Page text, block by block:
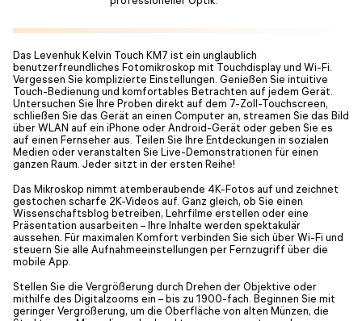
Das Levenhuk Kelvin Touch KM7 ist ein unglaublich
benutzerfreundliches Fotomikroskop mit Touchdisplay und Wi-Fi.
Vergessen Sie komplizierte Einstellungen. Genießen Sie intuitive
Touch-Bedienung und komfortables Betrachten auf jedem Gerät.
Untersuchen Sie Ihre Proben direkt auf dem 7-Zoll-Touchscreen,
schließen Sie das Gerät an einen Computer an, streamen Sie das Bild
über WLAN auf ein iPhone oder Android-Gerät oder geben Sie es
auf einen Fernseher aus. Teilen Sie Ihre Entdeckungen in sozialen
Medien oder veranstalten Sie Live-Demonstrationen für einen
ganzen Raum. Jeder sitzt in der ersten Reihe!
Das Mikroskop nimmt atemberaubende 4K-Fotos auf und zeichnet
gestochen scharfe 2K-Videos auf. Ganz gleich, ob Sie einen
Wissenschaftsblog betreiben, Lehrfilme erstellen oder eine
Präsentation ausarbeiten – Ihre Inhalte werden spektakulär
aussehen. Für maximalen Komfort verbinden Sie sich über Wi-Fi und
steuern Sie alle Aufnahmeeinstellungen per Fernzugriff über die
mobile App.
Stellen Sie die Vergrößerung durch Drehen der Objektive oder
mithilfe des Digitalzooms ein – bis zu 1900-fach. Beginnen Sie mit
geringer Vergrößerung, um die Oberfläche von alten Münzen, die